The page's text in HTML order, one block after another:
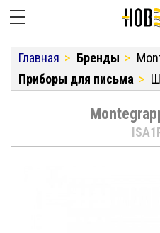
Главная Бренды
Приборы для письма